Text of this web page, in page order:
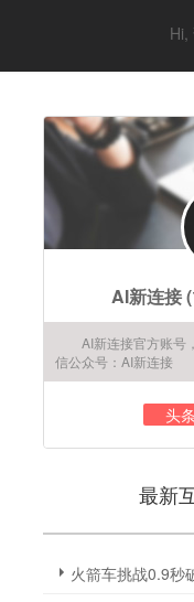
Hi,
AI新连接
AI新连接官方账号
信公众号：AI新连接
头条
最新
火箭车挑战0.9秒